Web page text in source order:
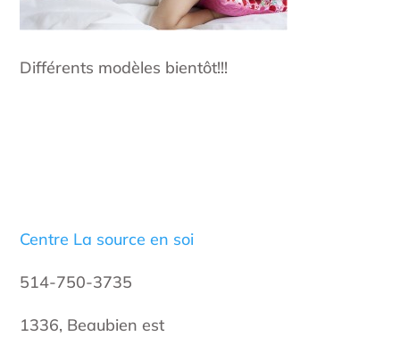
Différents modèles bientôt!!!
Centre La source en soi
514-750-3735
1336, Beaubien est